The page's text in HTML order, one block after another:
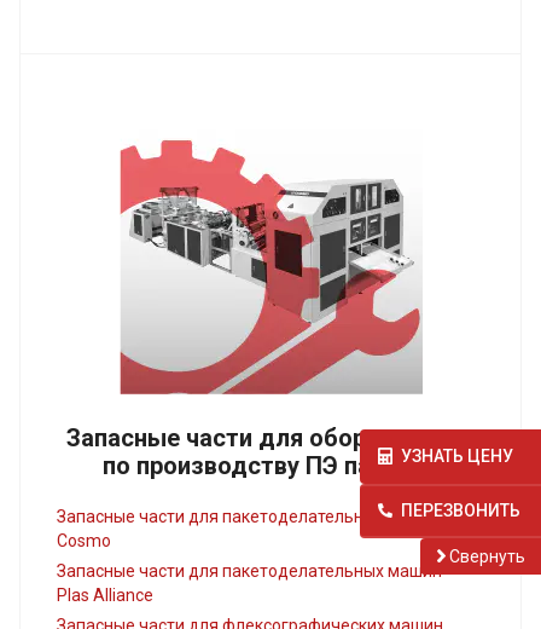
Запасные части для оборудования
по производству ПЭ пакетов
Запасные части для пакетоделательных машин
Cosmo
Запасные части для пакетоделательных машин
Plas Alliance
УЗНАТЬ ЦЕНУ
ПЕРЕЗВОНИТЬ
Cвернуть